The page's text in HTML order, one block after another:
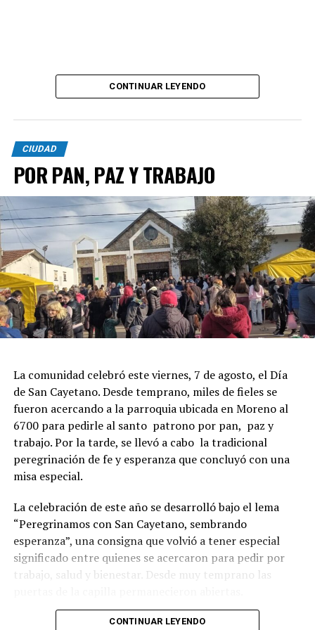
CONTINUAR LEYENDO
CIUDAD
POR PAN, PAZ Y TRABAJO
La comunidad celebró este viernes, 7 de agosto, el Día
de San Cayetano. Desde temprano, miles de fieles se
fueron acercando a la parroquia ubicada en Moreno al
6700 para pedirle al santo patrono por pan, paz y
trabajo. Por la tarde, se llevó a cabo la tradicional
peregrinación de fe y esperanza que concluyó con una
misa especial.
La celebración de este año se desarrolló bajo el lema
“Peregrinamos con San Cayetano, sembrando
esperanza”, una consigna que volvió a tener especial
significado entre quienes se acercaron para pedir por
trabajo, salud y bienestar. Desde muy temprano las
La imagen del santo salió del santuario de Moreno al
CONTINUAR LEYENDO